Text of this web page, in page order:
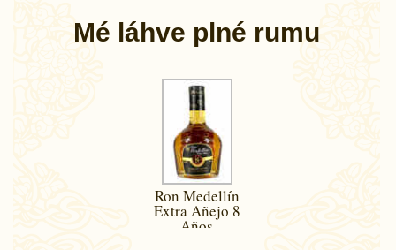
Mé láhve plné rumu
Ron Medellín
Extra Añejo 8
Años